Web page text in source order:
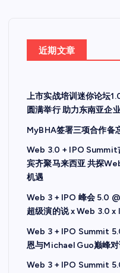
近期文章
上市实战培训迷你论坛
圆满举行 助力东南亚企
MyBHA签署三项合作备
Web 3.0 + IPO Summit
宾齐聚马来西亚 共探
机遇
Web 3 + IPO 峰会 5.0
超级演的说 x Web 3.0 x
Web 3 + IPO Summit
恩与Michael Guo巅峰
Web 3 + IPO Summit